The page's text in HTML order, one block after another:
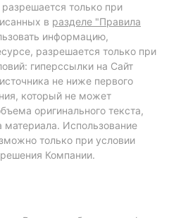
только при
в разделе "Правила
информацию,
разрешается только при
гиперссылки на Сайт
не ниже первого
который не может
оригинального текста,
материала. Использование
только при условии
Компании.